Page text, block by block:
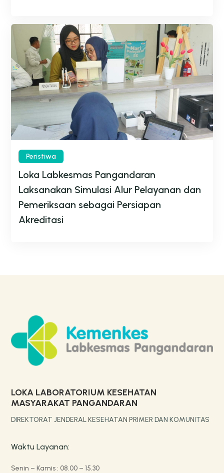
Peristiwa
Loka Labkesmas Pangandaran
Laksanakan Simulasi Alur Pelayanan dan
Pemeriksaan sebagai Persiapan
Akreditasi
LOKA LABORATORIUM KESEHATAN
MASYARAKAT PANGANDARAN
DIREKTORAT JENDERAL KESEHATAN PRIMER DAN KOMUNITAS
Waktu Layanan:
Senin – Kamis : 08.00 – 15.30